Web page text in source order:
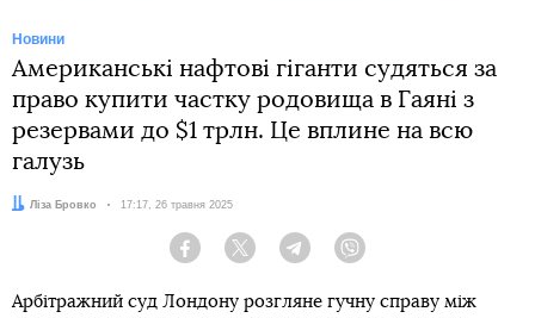
Новини
Американські нафтові гіганти судяться за
право купити частку родовища в Гаяні з
резервами до $1 трлн. Це вплине на всю
галузь
Автор:
Ліза Бровко Дата:
17:17, 26 травня 2025
Facebook Twitter Telegram
Арбітражний суд Лондону розгляне гучну справу між